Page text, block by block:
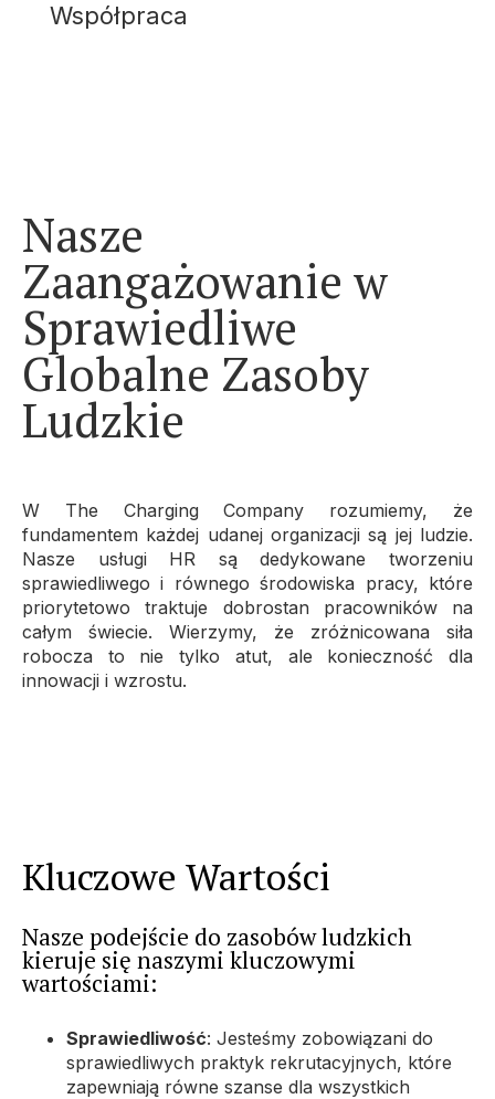
Współpraca
Nasze
Zaangażowanie w
Sprawiedliwe
Globalne Zasoby
Ludzkie
W The Charging Company rozumiemy, że
fundamentem każdej udanej organizacji są jej ludzie.
Nasze usługi HR są dedykowane tworzeniu
sprawiedliwego i równego środowiska pracy, które
priorytetowo traktuje dobrostan pracowników na
całym świecie. Wierzymy, że zróżnicowana siła
robocza to nie tylko atut, ale konieczność dla
innowacji i wzrostu.
Kluczowe Wartości
Nasze podejście do zasobów ludzkich
kieruje się naszymi kluczowymi
wartościami:
Sprawiedliwość: Jesteśmy zobowiązani do
sprawiedliwych praktyk rekrutacyjnych, które
zapewniają równe szanse dla wszystkich